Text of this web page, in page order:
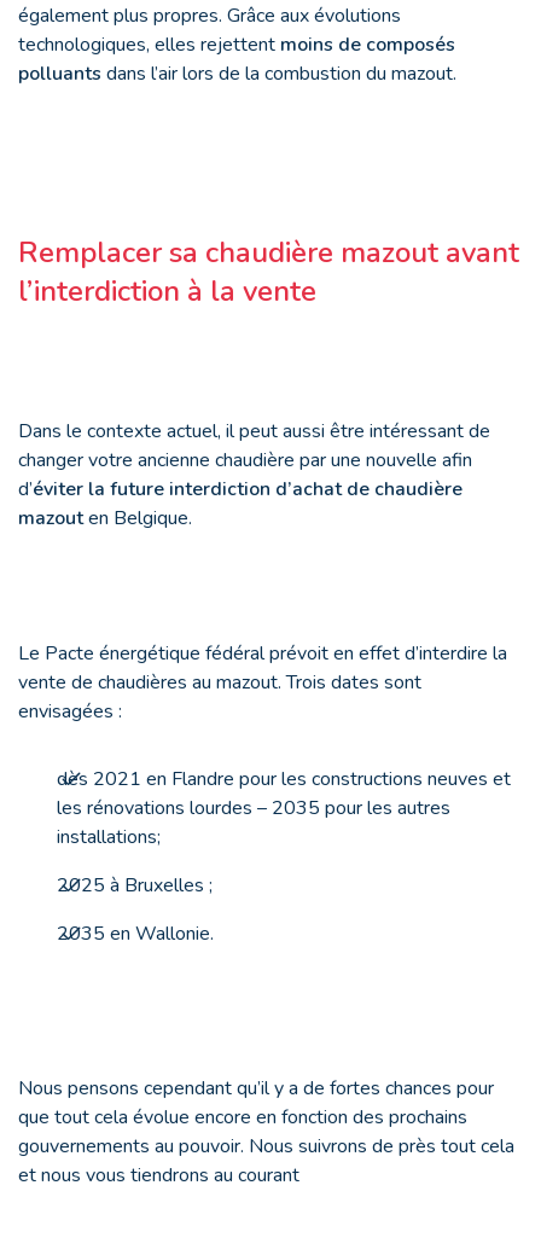
également plus propres. Grâce aux évolutions
technologiques, elles rejettent moins de composés
polluants dans l’air lors de la combustion du mazout.
Remplacer sa chaudière mazout avant
l’interdiction à la vente
Dans le contexte actuel, il peut aussi être intéressant de
changer votre ancienne chaudière par une nouvelle afin
d’éviter la future interdiction d’achat de chaudière
mazouten Belgique.
Le Pacte énergétique fédéral prévoit en effet d’interdire la
vente de chaudières au mazout. Trois dates sont
envisagées :
dès 2021 en Flandre pour les constructions neuves et
les rénovations lourdes – 2035 pour les autres
installations;
2025 à Bruxelles ;
2035 en Wallonie.
Nous pensons cependant qu’il y a de fortes chances pour
que tout cela évolue encore en fonction des prochains
gouvernements au pouvoir. Nous suivrons de près tout cela
et nous vous tiendrons au courant